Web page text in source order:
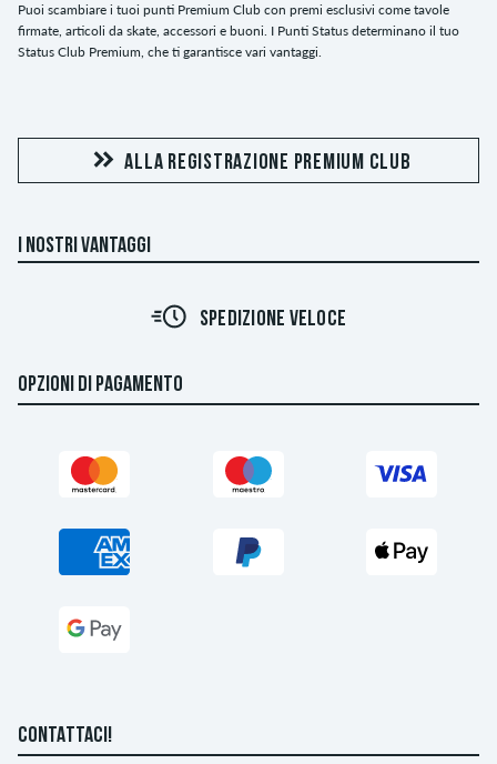
Puoi scambiare i tuoi punti Premium Club con premi esclusivi come tavole
firmate, articoli da skate, accessori e buoni. I Punti Status determinano il tuo
Status Club Premium, che ti garantisce vari vantaggi.
ALLA REGISTRAZIONE PREMIUM CLUB
I NOSTRI VANTAGGI
SPEDIZIONE VELOCE
OPZIONI DI PAGAMENTO
CONTATTACI!